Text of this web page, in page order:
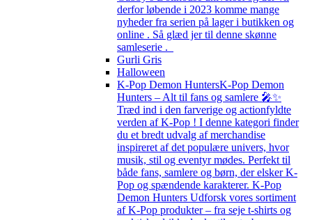
derfor løbende i 2023 komme mange
nyheder fra serien på lager i butikken og
online . Så glæd jer til denne skønne
samleserie .
Gurli Gris
Halloween
K-Pop Demon HuntersK-Pop Demon
Hunters – Alt til fans og samlere 🎤✨
Træd ind i den farverige og actionfyldte
verden af K-Pop ! I denne kategori finder
du et bredt udvalg af merchandise
inspireret af det populære univers, hvor
musik, stil og eventyr mødes. Perfekt til
både fans, samlere og børn, der elsker K-
Pop og spændende karakterer. K-Pop
Demon Hunters Udforsk vores sortiment
af K-Pop produkter – fra seje t-shirts og